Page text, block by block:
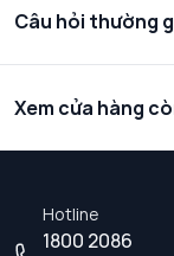
Câu hỏi thường
Xem cửa hàng
Hotline
1800 2086